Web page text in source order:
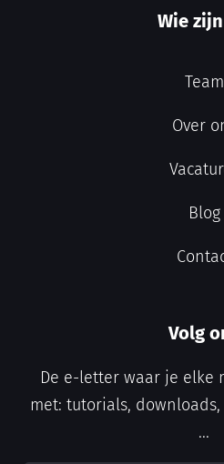
Wie
Team
Over
Blog
Volg
De e-letter waar je elke
met: tutorials,
...